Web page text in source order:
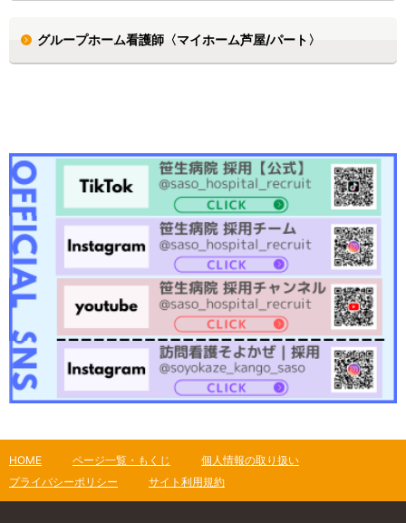
グループホーム看護師〈マイホーム芦屋/パート〉
HOME ページ一覧・もくじ
個人情報の取り扱い
プライバシーポリシー
サイト利用規約